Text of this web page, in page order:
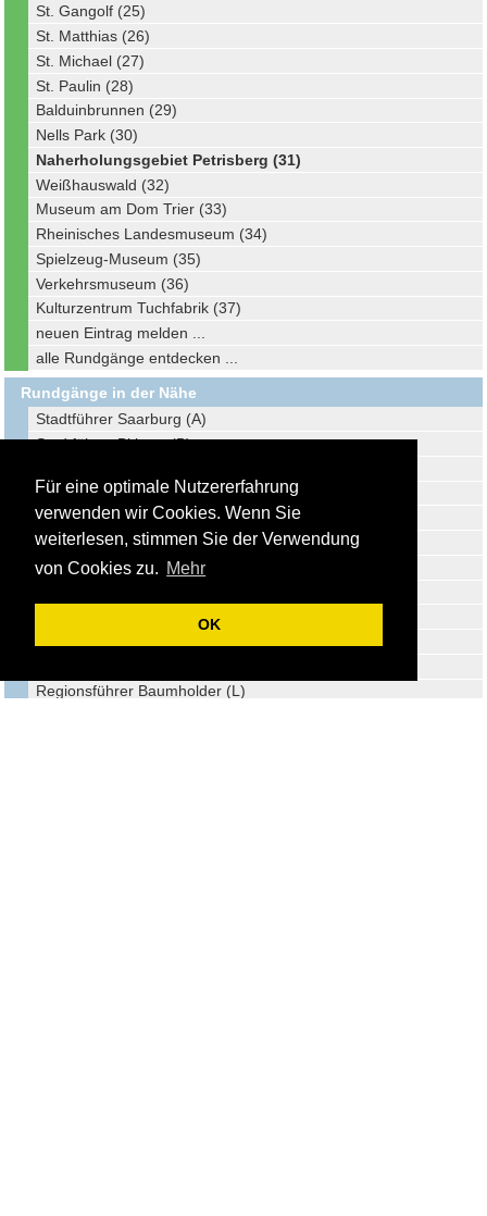
Für eine optimale Nutzererfahrung
verwenden wir Cookies. Wenn Sie
weiterlesen, stimmen Sie der Verwendung
von Cookies zu. Mehr
OK
St. Gangolf (25)
St. Matthias (26)
St. Michael (27)
St. Paulin (28)
Balduinbrunnen (29)
Nells Park (30)
Naherholungsgebiet Petrisberg (31)
Weißhauswald (32)
Museum am Dom Trier (33)
Rheinisches Landesmuseum (34)
Spielzeug-Museum (35)
Verkehrsmuseum (36)
Kulturzentrum Tuchfabrik (37)
neuen Eintrag melden ...
alle Rundgänge entdecken ...
Rundgänge in der Nähe
Stadtführer Saarburg (A)
Stadtführer Bitburg (B)
Stadtführer Mettlach (D)
Stadtführer Wittlich (E)
Stadtführer Merzig (F)
Stadtführer Traben-Trarbach (G)
Stadtführer Dillingen/Saar (I)
Regionsführer Baumholder (L)